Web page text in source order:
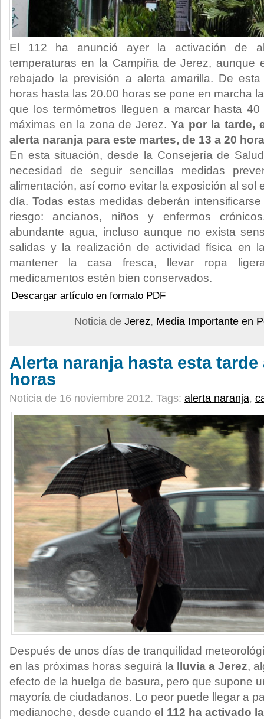
El 112 ha anunció ayer la activación de
temperaturas en la Campiña de Jerez, aunque
rebajado la previsión a alerta amarilla. De
horas hasta las 20.00 horas se pone en marcha
que los termómetros lleguen a marcar hasta
máximas en la zona de Jerez.Ya por la tarde,
alerta naranja para este martes, de 13 a 20
En esta situación, desde la Consejería de
necesidad de seguir sencillas medidas
alimentación, así como evitar la exposición al sol
día. Todas estas medidas deberán
riesgo: ancianos, niños y enfermos
abundante agua, incluso aunque no exista
salidas y la realización de actividad física en
mantener la casa fresca, llevar ropa
medicamentos estén bien conservados.
Descargar artículo en formato PDF
Noticia de Jerez, Media Importante en
Alerta naranja hasta esta tarde
horas
Noticia de 16 noviembre 2012. Tags: alerta naranja,
Después de unos días de tranquilidad
en las próximas horas seguirá la
lluvia a Jerez,
efecto de la huelga de basura, pero que supone
mayoría de ciudadanos. Lo peor puede llegar a
medianoche, desde cuando el 112 ha activado